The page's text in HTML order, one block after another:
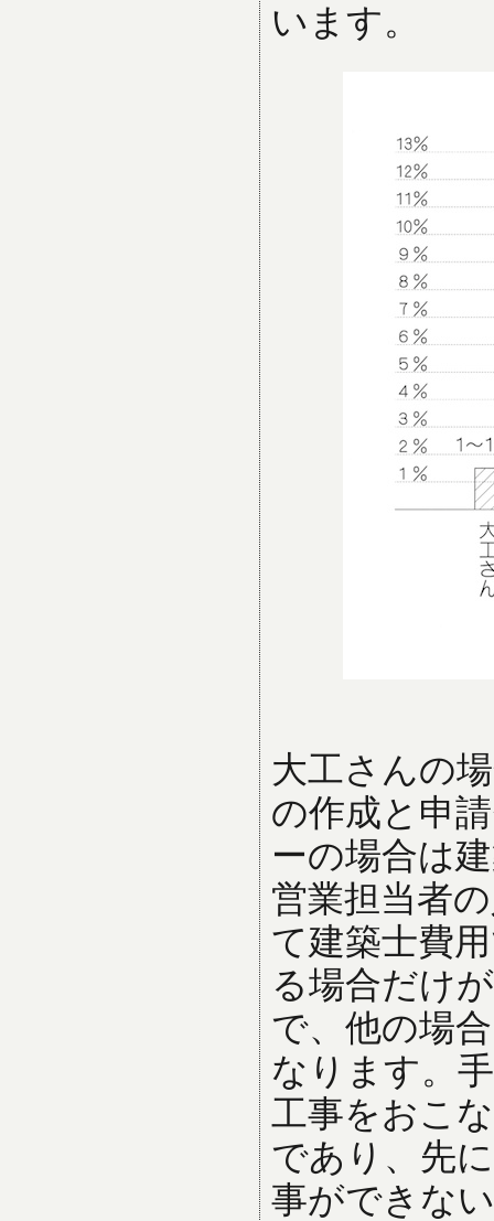
います。
大工さんの
の作成と申
ーの場合は
営業担当者
て建築士費
る場合だけ
で、他の場
なります。
工事をおこ
であり、先
事ができな